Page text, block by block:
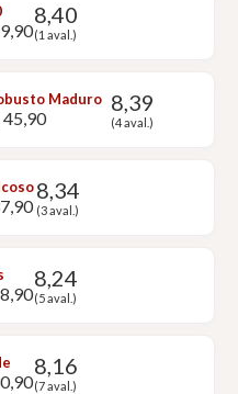
8,40
(1 aval.)
Maduro 8,39
(4 aval.)
8,34
(3 aval.)
8,24
(5 aval.)
8,16
(7 aval.)